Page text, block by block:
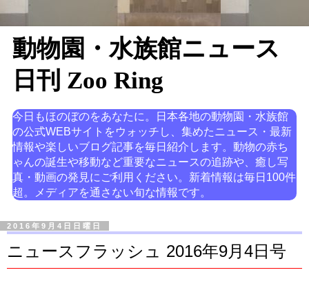
動物園・水族館ニュース
日刊 Zoo Ring
今日もほのぼのをあなたに。日本各地の動物園・水族館
の公式WEBサイトをウォッチし、集めたニュース・最新
情報や楽しいブログ記事を毎日紹介します。動物の赤ち
ゃんの誕生や移動など重要なニュースの追跡や、癒し写
真・動画の発見にご利用ください。新着情報は毎日100件
超。メディアを通さない旬な情報です。
2016年9月4日日曜日
ニュースフラッシュ 2016年9月4日号